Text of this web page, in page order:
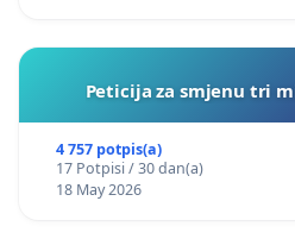
Peticija za smjenu tri
4 757 potpis(a)
17 Potpisi / 30 dan(a)
18 May 2026